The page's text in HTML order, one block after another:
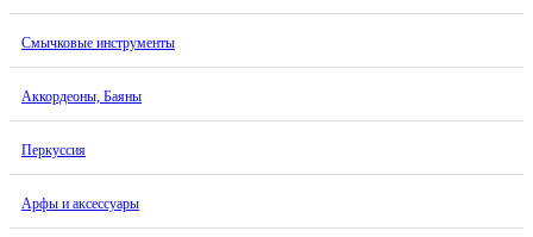
Смычковые инструменты
Аккордеоны, Баяны
Перкуссия
Арфы и аксессуары